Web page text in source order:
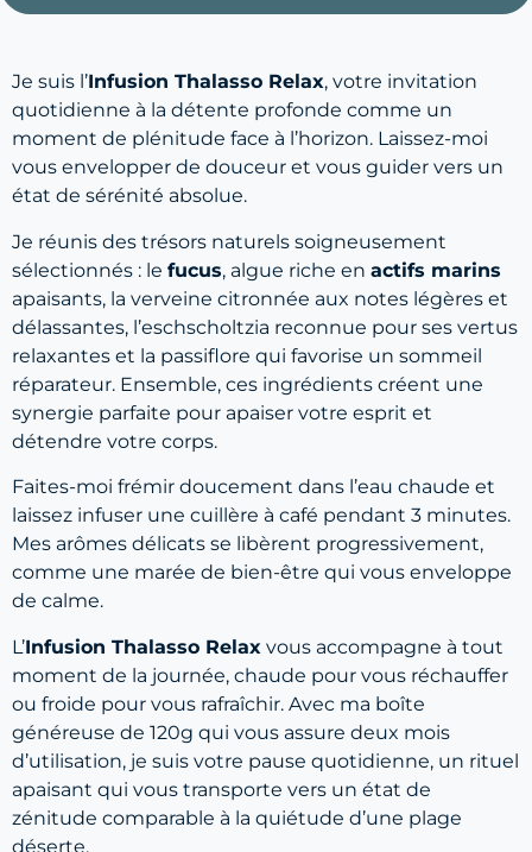
Je suis l’Infusion Thalasso Relax, votre invitation
quotidienne à la détente profonde comme un
moment de plénitude face à l’horizon. Laissez-moi
vous envelopper de douceur et vous guider vers un
état de sérénité absolue.
Je réunis des trésors naturels soigneusement
sélectionnés : le fucus, algue riche en actifs marins
apaisants, la verveine citronnée aux notes légères et
délassantes, l’eschscholtzia reconnue pour ses vertus
relaxantes et la passiflore qui favorise un sommeil
réparateur. Ensemble, ces ingrédients créent une
synergie parfaite pour apaiser votre esprit et
détendre votre corps.
Faites-moi frémir doucement dans l’eau chaude et
laissez infuser une cuillère à café pendant 3 minutes.
Mes arômes délicats se libèrent progressivement,
comme une marée de bien-être qui vous enveloppe
de calme.
L’Infusion Thalasso Relax vous accompagne à tout
moment de la journée, chaude pour vous réchauffer
ou froide pour vous rafraîchir. Avec ma boîte
généreuse de 120g qui vous assure deux mois
d’utilisation, je suis votre pause quotidienne, un rituel
apaisant qui vous transporte vers un état de
zénitude comparable à la quiétude d’une plage
déserte.